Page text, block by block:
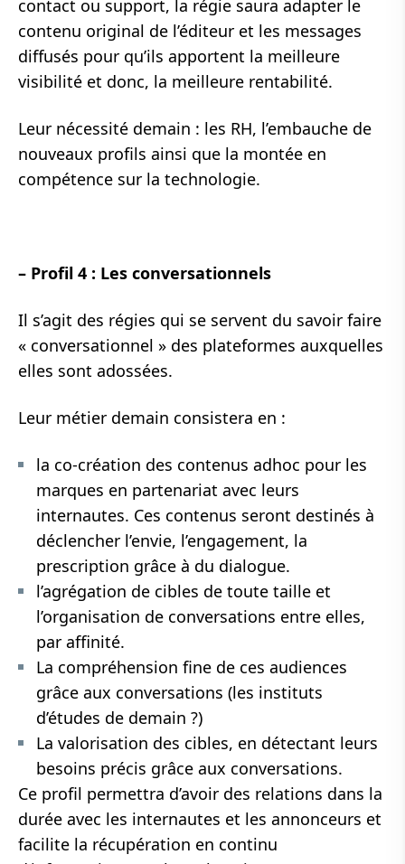
contact ou support, la régie saura adapter le
contenu original de l’éditeur et les messages
diffusés pour qu’ils apportent la meilleure
visibilité et donc, la meilleure rentabilité.
Leur nécessité demain : les RH, l’embauche de
nouveaux profils ainsi que la montée en
compétence sur la technologie.
– Profil 4 : Les conversationnels
Il s’agit des régies qui se servent du savoir faire
« conversationnel » des plateformes auxquelles
elles sont adossées.
Leur métier demain consistera en :
la co-création des contenus adhoc pour les
marques en partenariat avec leurs
internautes. Ces contenus seront destinés à
déclencher l’envie, l’engagement, la
prescription grâce à du dialogue.
l’agrégation de cibles de toute taille et
l’organisation de conversations entre elles,
par affinité.
La compréhension fine de ces audiences
grâce aux conversations (les instituts
d’études de demain ?)
La valorisation des cibles, en détectant leurs
besoins précis grâce aux conversations.
Ce profil permettra d’avoir des relations dans la
durée avec les internautes et les annonceurs et
facilite la récupération en continu